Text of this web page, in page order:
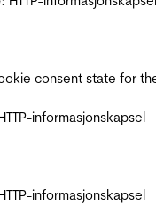
consent state for
informasjonskapsel
informasjonskapsel